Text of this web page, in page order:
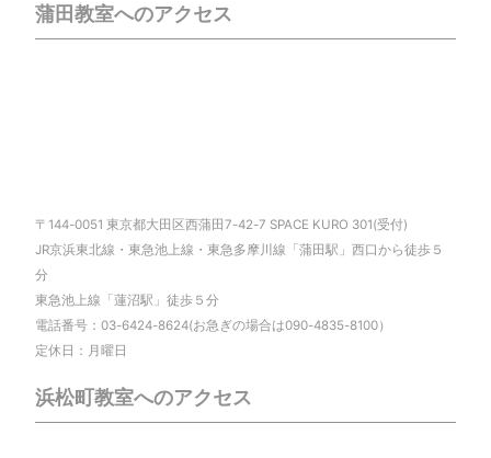
蒲田教室へのアクセス
〒144-0051 東京都大田区西蒲田7-42-7 SPACE KURO 301(受付)
JR京浜東北線・東急池上線・東急多摩川線「蒲田駅」西口から徒歩５
分
東急池上線「蓮沼駅」徒歩５分
電話番号：03-6424-8624(お急ぎの場合は090-4835-8100）
定休日：月曜日
浜松町教室へのアクセス